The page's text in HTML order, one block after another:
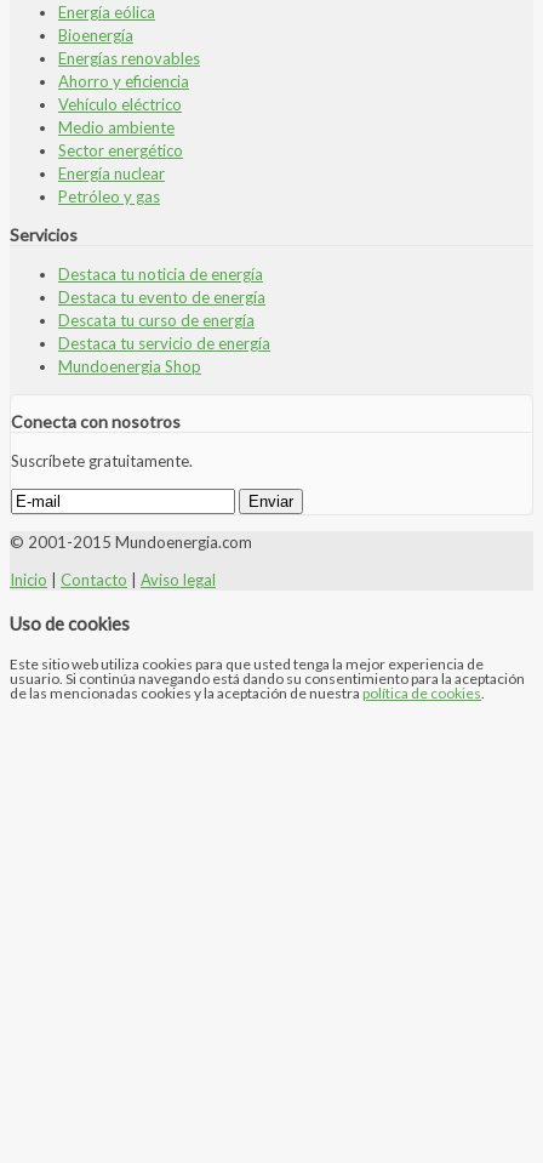
Energía eólica
Bioenergía
Energías renovables
Ahorro y eficiencia
Vehículo eléctrico
Medio ambiente
Sector energético
Energía nuclear
Petróleo y gas
Servicios
Destaca tu noticia de energía
Destaca tu evento de energía
Descata tu curso de energía
Destaca tu servicio de energía
Mundoenergia Shop
Conecta con nosotros
Suscríbete gratuitamente.
© 2001-2015 Mundoenergia.com
Inicio
Contacto Aviso legal
Uso de cookies
Este sitio web utiliza cookies para que usted tenga la mejor experiencia de
usuario. Si continúa navegando está dando su consentimiento para la aceptación
de las mencionadas cookies y la aceptación de nuestra política de cookies